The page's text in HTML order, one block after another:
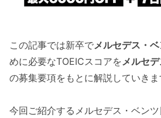
この記事では新卒でメルセデス・
めに必要なTOEICスコアを メルセ
の募集要項をもとに解説していきま
今回ご紹介するメルセデス・ベン